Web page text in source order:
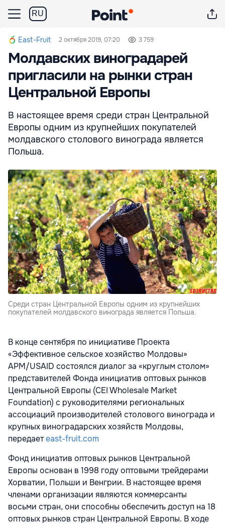
RU
East-Fruit 2 октября 2019, 07:20 3 759
Молдавских виноградарей
пригласили на рынки стран
Центральной Европы
В настоящее время среди стран Центральной
Европы одним из крупнейших покупателей
молдавского столового винограда является
Польша.
Среди стран Центральной Европы одним из крупнейших
покупателей молдавского винограда является Польша.
В конце сентября по инициативе Проекта
«Эффективное сельское хозяйство Молдовы»
АРМ/USAID состоялся диалог за «круглым столом»
представителей Фонда инициатив оптовых рынков
Центральной Европы (CEI Wholesale Market
Foundation) с руководителями региональных
ассоциаций производителей столового винограда и
крупных виноградарских хозяйств Молдовы,
передаетeast-fruit.com
Фонд инициатив оптовых рынков Центральной
Европы основан в 1998 году оптовыми трейдерами
Хорватии, Польши и Венгрии. В настоящее время
членами организации являются коммерсанты
восьми стран, они способны обеспечить доступ на 18
оптовых рынков стран Центральной Европы. В ходе